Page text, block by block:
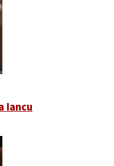
Iancu